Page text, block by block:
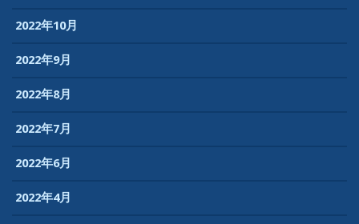
2022年10月
2022年9月
2022年8月
2022年7月
2022年6月
2022年4月